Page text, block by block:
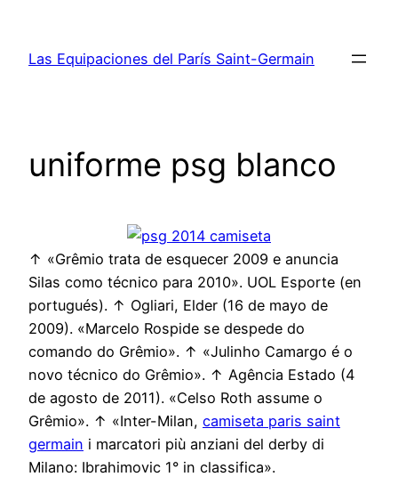
contenido
Las Equipaciones del París Saint-Germain
uniforme psg blanco
↑ «Grêmio trata de esquecer 2009 e anuncia
Silas como técnico para 2010». UOL Esporte (en
portugués). ↑ Ogliari, Elder (16 de mayo de
2009). «Marcelo Rospide se despede do
comando do Grêmio». ↑ «Julinho Camargo é o
novo técnico do Grêmio». ↑ Agência Estado (4
de agosto de 2011). «Celso Roth assume o
Grêmio». ↑ «Inter-Milan, camiseta paris saint
germain i marcatori più anziani del derby di
Milano: Ibrahimovic 1° in classifica».